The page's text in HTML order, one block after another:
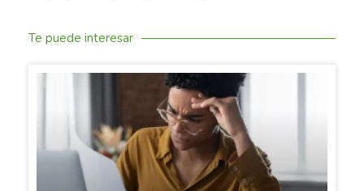
Te puede interesar
SACANDO CUENTAS